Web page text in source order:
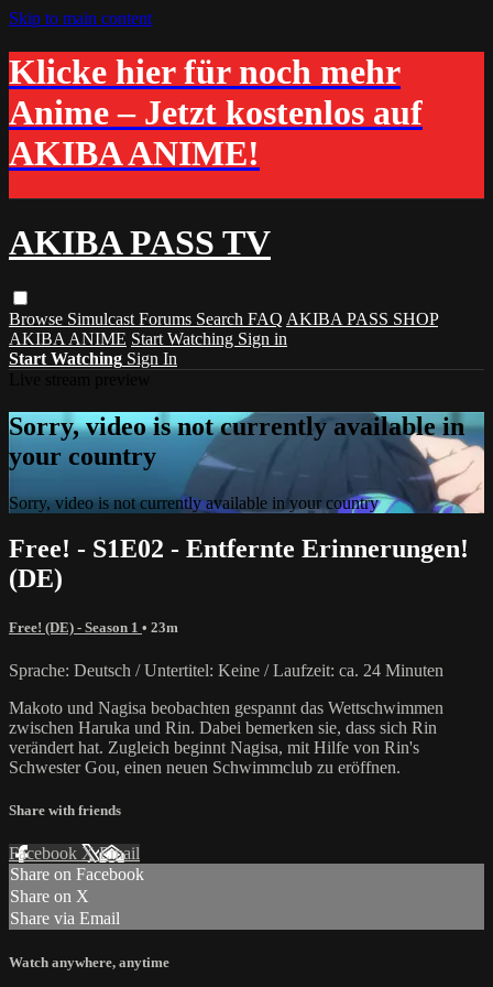
Skip to main content
Klicke hier für noch mehr
Anime – Jetzt kostenlos auf
AKIBA ANIME!
AKIBA PASS TV
Browse Simulcast Forums Search FAQ AKIBA PASS SHOP
AKIBA ANIME Start Watching Sign in
Start Watching Sign In
Sorry, video is not currently available in
your country
Sorry, video is not currently available in your country
Free! - S1E02 - Entfernte Erinnerungen!
(DE)
Free! (DE) - Season 1 • 23m
Sprache: Deutsch / Untertitel: Keine / Laufzeit: ca. 24 Minuten
Makoto und Nagisa beobachten gespannt das Wettschwimmen
zwischen Haruka und Rin. Dabei bemerken sie, dass sich Rin
verändert hat. Zugleich beginnt Nagisa, mit Hilfe von Rin's
Schwester Gou, einen neuen Schwimmclub zu eröffnen.
Share with friends
Facebook XEmail
Share on Facebook
Share on X
Share via Email
Watch anywhere, anytime